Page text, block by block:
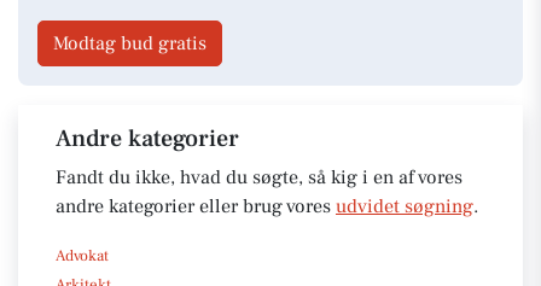
Modtag bud gratis
Andre kategorier
Fandt du ikke, hvad du søgte, så kig i en af vores
andre kategorier eller brug vores udvidet søgning.
Advokat